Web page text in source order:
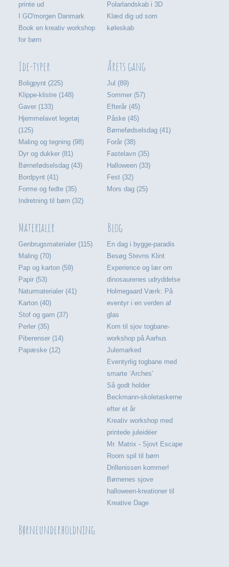
printe ud
I GO'morgen Danmark
Book en kreativ workshop
for børn
Polarlandskab i 3D
Klæd dig ud som
køleskab
Ide-typer
Boligpynt (225)
Klippe-klistre (148)
Gaver (133)
Hjemmelavet legetøj
(125)
Maling og tegning (98)
Dyr og dukker (81)
Børnefødselsdag (43)
Bordpynt (41)
Forme og fedte (35)
Indretning til børn (32)
Årets gang
Jul (89)
Sommer (57)
Efterår (45)
Påske (45)
Børnefødselsdag (41)
Forår (38)
Fastelavn (35)
Halloween (33)
Fest (32)
Mors dag (25)
Materialer
Genbrugsmaterialer (115)
Maling (70)
Pap og karton (59)
Papir (53)
Naturmaterialer (41)
Karton (40)
Stof og garn (37)
Perler (35)
Piberenser (14)
Papæske (12)
Blog
En dag i bygge-paradis
Besøg Stevns Klint
Experience og lær om
dinosaurenes udryddelse
Holmegaard Værk: På
eventyr i en verden af
glas
Kom til sjov togbane-
workshop på Aarhus
Julemarked
Eventyrlig togbane med
smarte ‘Arches’
Så godt holder
Beckmann-skoletaskerne
efter et år
Kreativ workshop med
printede juleidéer
Mr. Matrix - Sjovt Escape
Room spil til børn
Drillenissen kommer!
Børnenes sjove
halloween-kreationer til
Kreative Dage
Børneunderholdning